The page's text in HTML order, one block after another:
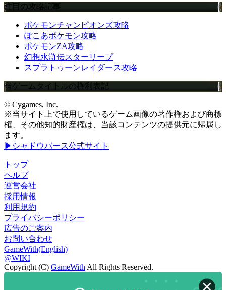
注目の攻略記事
ポケモンチャンピオンズ攻略
ぽこあポケモン攻略
ポケモンZA攻略
幻想水滸伝スターリープ
スプラトゥーンレイダース攻略
当ゲームタイトルの権利表記
© Cygames, Inc.
※当サイト上で使用しているゲーム画像の著作権および商標
権、その他知的財産権は、当該コンテンツの提供元に帰属し
ます。
▶シャドウバース公式サイト
トップ
ヘルプ
運営会社
採用情報
利用規約
プライバシーポリシー
広告のご案内
お問い合わせ
GameWith(English)
@WIKI
Copyright (C) GameWith All Rights Reserved.